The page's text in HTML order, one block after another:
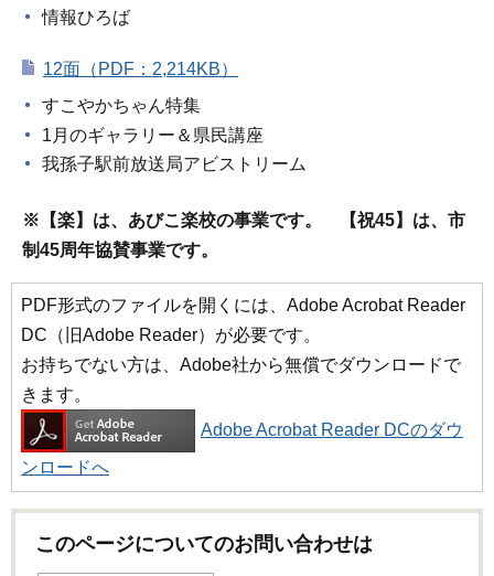
情報ひろば
12面（PDF：2,214KB）
すこやかちゃん特集
1月のギャラリー＆県民講座
我孫子駅前放送局アビストリーム
※【楽】は、あびこ楽校の事業です。 【祝45】は、市
制45周年協賛事業です。
PDF形式のファイルを開くには、Adobe Acrobat Reader
DC（旧Adobe Reader）が必要です。
お持ちでない方は、Adobe社から無償でダウンロードで
きます。
Adobe Acrobat Reader DCのダウ
ンロードへ
このページについてのお問い合わせは